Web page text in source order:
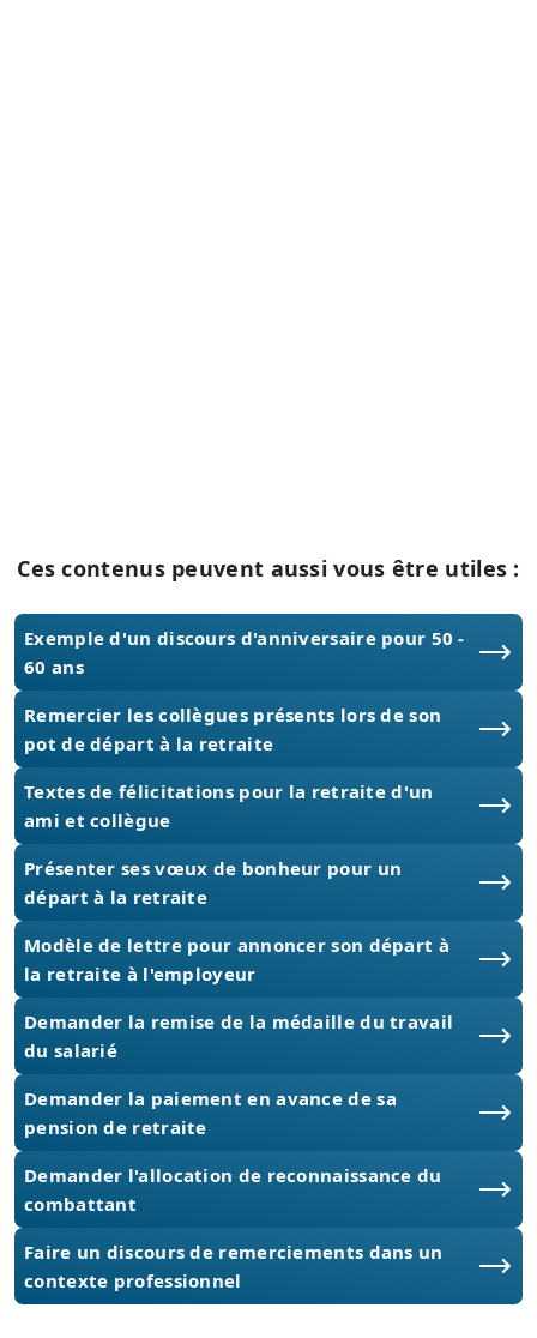
Ces contenus peuvent aussi vous être utiles :
Exemple d'un discours d'anniversaire pour 50 -
60 ans
Remercier les collègues présents lors de son
pot de départ à la retraite
Textes de félicitations pour la retraite d'un
ami et collègue
Présenter ses vœux de bonheur pour un
départ à la retraite
Modèle de lettre pour annoncer son départ à
la retraite à l'employeur
Demander la remise de la médaille du travail
du salarié
Demander la paiement en avance de sa
pension de retraite
Demander l'allocation de reconnaissance du
combattant
Faire un discours de remerciements dans un
contexte professionnel